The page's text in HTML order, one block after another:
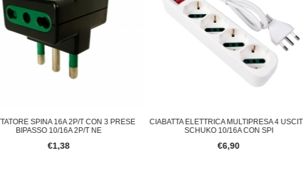
SPINA 16A 2P/T CON 3 PRESE
BIPASSO 10/16A 2P/T NE
€1,38
CIABATTA ELETTRICA MULTIPRESA 4 USCITE
SCHUKO 10/16A CON SPI
€6,90